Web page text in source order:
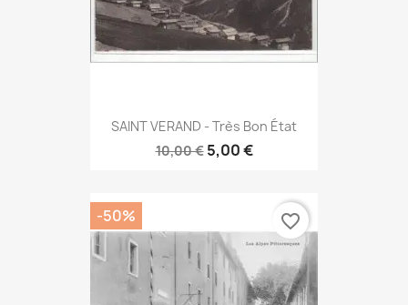
SAINT VERAND - Très Bon État
10,00 € 5,00 €
-50% favorite_border